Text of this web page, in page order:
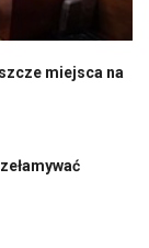
miejsca na